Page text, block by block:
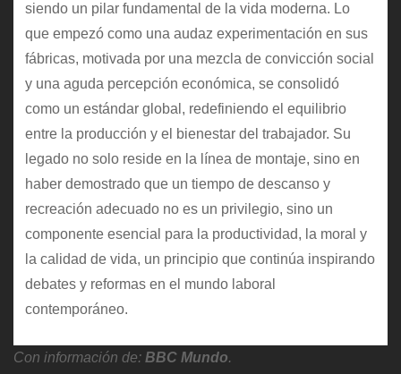
siendo un pilar fundamental de la vida moderna. Lo
que empezó como una audaz experimentación en sus
fábricas, motivada por una mezcla de convicción social
y una aguda percepción económica, se consolidó
como un estándar global, redefiniendo el equilibrio
entre la producción y el bienestar del trabajador. Su
legado no solo reside en la línea de montaje, sino en
haber demostrado que un tiempo de descanso y
recreación adecuado no es un privilegio, sino un
componente esencial para la productividad, la moral y
la calidad de vida, un principio que continúa inspirando
debates y reformas en el mundo laboral
contemporáneo.
Con información de: BBC Mundo.